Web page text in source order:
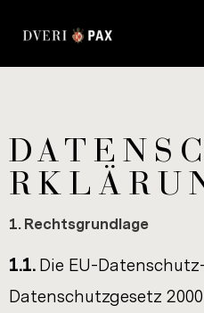
1. Rechts­grund­la­ge
1.1.Die EU-​
Da­ten­schutz­ge­setz